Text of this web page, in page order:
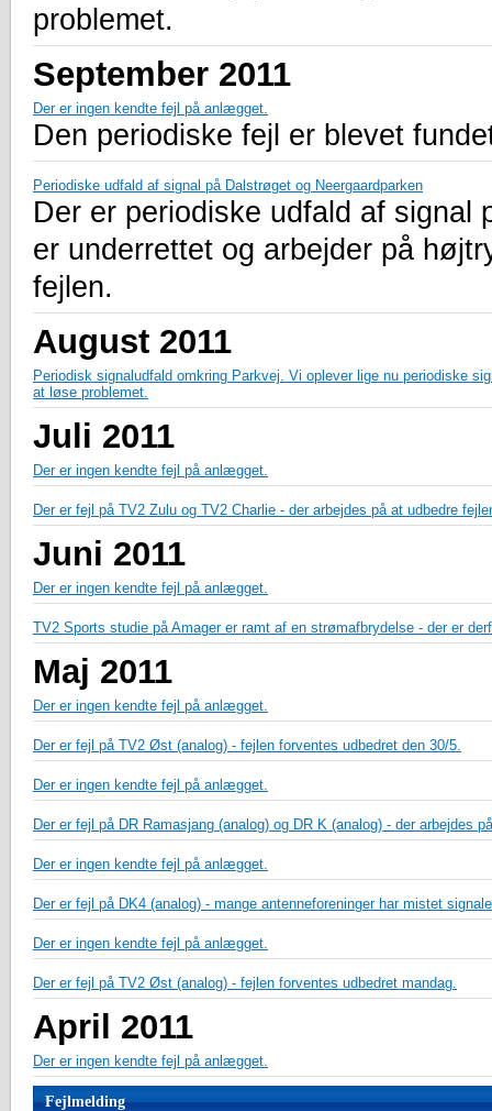
problemet.
September 2011
Der er ingen kendte fejl på anlægget.
Den periodiske fejl er blevet
Periodiske udfald af signal på Dalstrøget og Neergaardparken
Der er periodiske udfald af signal
er underrettet og arbejder på
fejlen.
August 2011
Periodisk signaludfald omkring Parkvej. Vi oplever lige nu periodiske
at løse problemet.
Juli 2011
Der er ingen kendte fejl på anlægget.
Der er fejl på TV2 Zulu og TV2 Charlie - der arbejdes på at udbedre
Juni 2011
Der er ingen kendte fejl på anlægget.
TV2 Sports studie på Amager er ramt af en strømafbrydelse - der er
Maj 2011
Der er ingen kendte fejl på anlægget.
Der er fejl på TV2 Øst (analog) - fejlen forventes udbedret den 30/5.
Der er ingen kendte fejl på anlægget.
Der er fejl på DR Ramasjang (analog) og DR K (analog) - der arbejdes
Der er ingen kendte fejl på anlægget.
Der er fejl på DK4 (analog) - mange antenneforeninger har mistet
Der er ingen kendte fejl på anlægget.
Der er fejl på TV2 Øst (analog) - fejlen forventes udbedret mandag.
April 2011
Der er ingen kendte fejl på anlægget.
Fejlmelding